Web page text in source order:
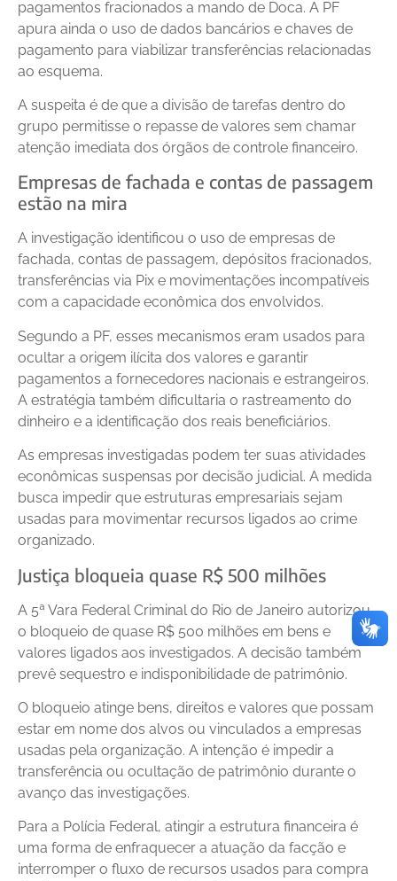
pagamentos fracionados a mando de Doca. A PF
apura ainda o uso de dados bancários e chaves de
pagamento para viabilizar transferências relacionadas
ao esquema.
A suspeita é de que a divisão de tarefas dentro do
grupo permitisse o repasse de valores sem chamar
atenção imediata dos órgãos de controle financeiro.
Empresas de fachada e contas de passagem
estão na mira
A investigação identificou o uso de empresas de
fachada, contas de passagem, depósitos fracionados,
transferências via Pix e movimentações incompatíveis
com a capacidade econômica dos envolvidos.
Segundo a PF, esses mecanismos eram usados para
ocultar a origem ilícita dos valores e garantir
pagamentos a fornecedores nacionais e estrangeiros.
A estratégia também dificultaria o rastreamento do
dinheiro e a identificação dos reais beneficiários.
As empresas investigadas podem ter suas atividades
econômicas suspensas por decisão judicial. A medida
busca impedir que estruturas empresariais sejam
usadas para movimentar recursos ligados ao crime
organizado.
Justiça bloqueia quase R$ 500 milhões
A 5ª Vara Federal Criminal do Rio de Janeiro autorizou
o bloqueio de quase R$ 500 milhões em bens e
valores ligados aos investigados. A decisão também
prevê sequestro e indisponibilidade de patrimônio.
O bloqueio atinge bens, direitos e valores que possam
estar em nome dos alvos ou vinculados a empresas
usadas pela organização. A intenção é impedir a
transferência ou ocultação de patrimônio durante o
avanço das investigações.
Para a Polícia Federal, atingir a estrutura financeira é
uma forma de enfraquecer a atuação da facção e
interromper o fluxo de recursos usados para compra